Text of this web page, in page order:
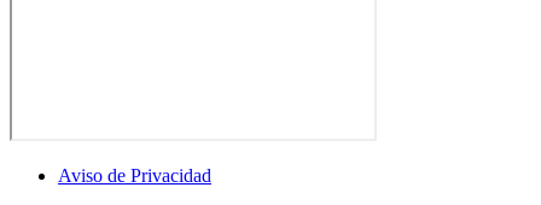
Aviso de Privacidad